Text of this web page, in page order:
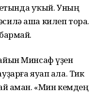
уҡый. Уның
аша килеп тора.
Минсаф үҙен
яуап ала. Тик
һаман. «Мин кемдең